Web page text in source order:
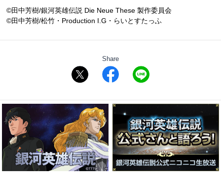
©田中芳樹/銀河英雄伝説 Die Neue These 製作委員会
©田中芳樹/松竹・Production I.G・らいとすたっふ
Share